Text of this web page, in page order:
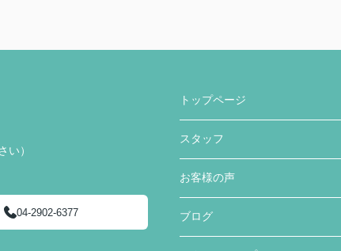
い）
04-2902-6377
トップページ
スタッフ
お客様の声
ブログ